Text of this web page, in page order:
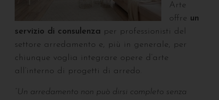
Arte
offre un
servizio di consulenza per professionisti del
settore arredamento e, più in generale, per
chiunque voglia integrare opere d’arte
all’interno di progetti di arredo.
“Un arredamento non può dirsi completo senza